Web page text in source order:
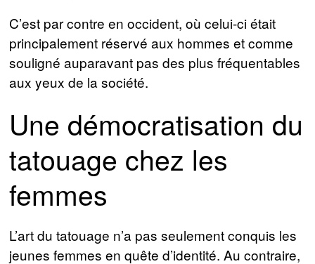
C’est par contre en occident, où celui-ci était
principalement réservé aux hommes et comme
souligné auparavant pas des plus fréquentables
aux yeux de la société.
Une démocratisation du
tatouage chez les
femmes
L’art du tatouage n’a pas seulement conquis les
jeunes femmes en quête d’identité. Au contraire,